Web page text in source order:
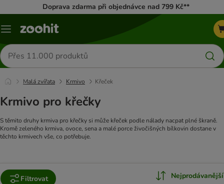
Doprava zdarma při objednávce nad 799 Kč**
Menu
Hledat
produkty
Malá zvířata Krmivo Křeček
Krmivo pro křečky
S těmito druhy krmiva pro křečky si může křeček podle nálady nacpat plné škraně.
Kromě zeleného krmiva, ovoce, sena a malé porce živočišných bílkovin dostane v
těchto krmivech vše, co potřebuje.
Filtrovat Nejprodávanější